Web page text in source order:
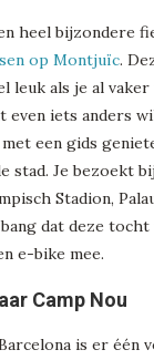
heel bijzondere
op Montjuïc.
leuk als je al
even iets anders
een gids
stad. Je bezoekt
Stadion,
dat deze
e-bike mee.
Camp Nou
is er één